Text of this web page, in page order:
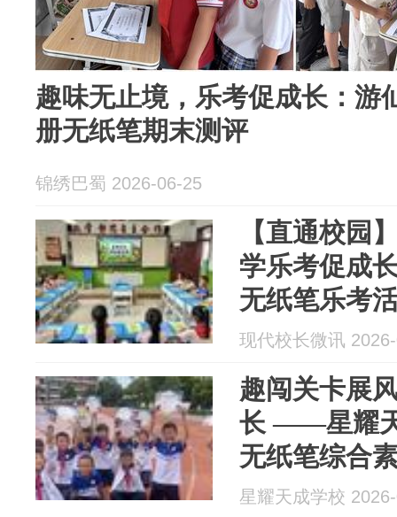
趣味无止境，乐考促成长：游
册无纸笔期末测评
锦绣巴蜀 2026-06-25
【直通校园
学乐考促成
无纸笔乐考
现代校长微讯
趣闯关卡展
长 ——星耀
无纸笔综合
星耀天成学校